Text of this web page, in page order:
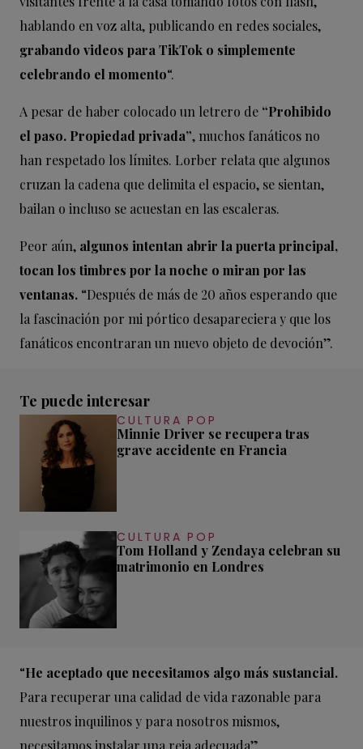
hablando en voz alta, publicando en redes sociales,
grabando videos para TikTok o simplemente
celebrando el momento“.
A pesar de haber colocado un letrero de “Prohibido
el paso. Propiedad privada”, muchos fanáticos no
han respetado los límites. Lorber relata que algunos
cruzan la cadena que delimita el espacio, se sientan,
bailan o incluso se acuestan en las escaleras.
Peor aún, algunos intentan abrir la puerta principal,
tocan los timbres por la noche o miran por las
ventanas. “Después de más de 20 años esperando que
la fascinación por mi pórtico desapareciera y que los
fanáticos encontraran un nuevo objeto de devoción”.
Te puede interesar
CULTURA POP
Minnie Driver se recupera tras
grave accidente en Francia
CULTURA POP
Tom Holland y Zendaya celebran su
matrimonio en Londres
“He aceptado que necesitamos algo más sustancial.
Para recuperar una calidad de vida razonable para
nuestros inquilinos y para nosotros mismos,
necesitamos instalar una reja adecuada”.